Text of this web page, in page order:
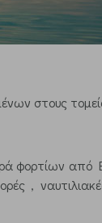
στους
φορτίων
,